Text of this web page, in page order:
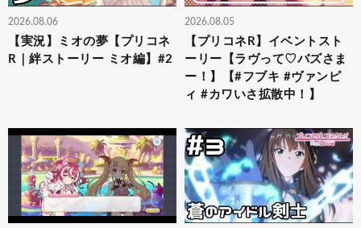
2026.08.06
【実況】ミオの夢【プリコネ
R｜絆ストーリー ミオ編】#2
2026.08.05
【プリコネR】イベントスト
ーリー【ラヴって♡バズさま
ー！】【#フブキ #ヴァンピ
ィ #カワいさ拡散中！】